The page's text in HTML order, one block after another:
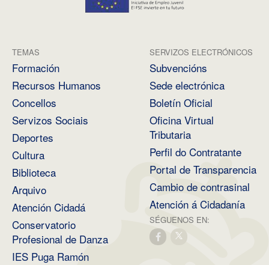
TEMAS
Formación
Recursos Humanos
Concellos
Servizos Sociais
Deportes
Cultura
Biblioteca
Arquivo
Atención Cidadá
Conservatorio
Profesional de Danza
IES Puga Ramón
SERVIZOS ELECTRÓNICOS
Subvencións
Sede electrónica
Boletín Oficial
Oficina Virtual
Tributaria
Perfil do Contratante
Portal de Transparencia
Cambio de contrasinal
Atención á Cidadanía
SÉGUENOS EN: